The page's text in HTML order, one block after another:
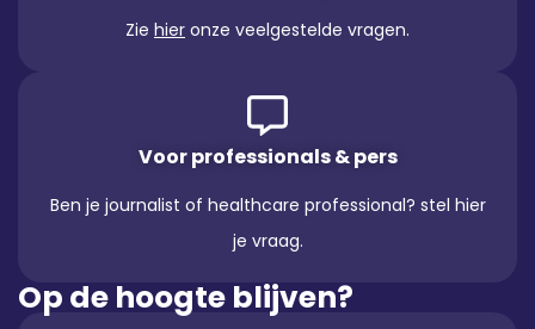
Zie hier onze veelgestelde vragen.
Voor professionals & pers
Ben je journalist of healthcare professional? stel hier
je vraag.
Op de hoogte blijven?